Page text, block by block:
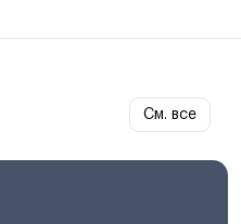
См. все